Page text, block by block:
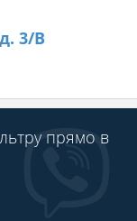
3/В
прямо в